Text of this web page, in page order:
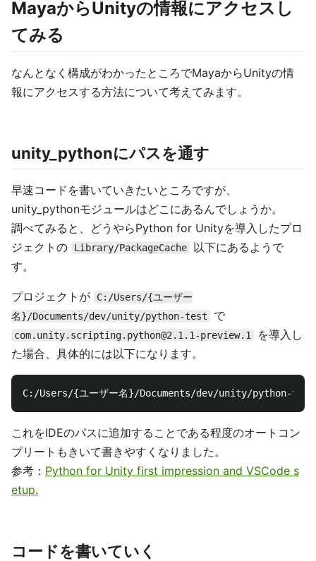
MayaからUnityの情報にアクセスし
てみる
なんとなく構成がわかったところでMayaからUnityの情
報にアクセスする方法について考えてみます。
unity_pythonにパスを通す
早速コードを書いていきたいところですが、
unity_pythonモジュールはどこにあるんでしょうか。
調べてみると、どうやらPython for Unityを導入したプロ
ジェクトの
Library/PackageCache
以下にあるようで
す。
プロジェクトが
C:/Users/{ユーザー
名}/Documents/dev/unity/python-test
で
com.unity.scripting.python@2.1.1-preview.1
を導入し
た場合、具体的には以下になります。
これをIDEのパスに追加することである程度のオートコン
プリートもきいて書きやすくなりました。
参考： Python for Unity first impression and VSCode s
etup.
コードを書いていく